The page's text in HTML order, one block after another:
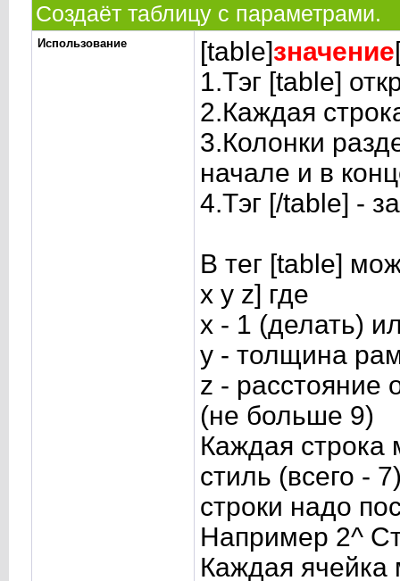
Создаёт таблицу с параметрами.
Использование [table]значение
1.Тэг [tаblе]
2.Каждая
3.Колонки
начале и в
4.Тэг [/tаblе] -
В тег [table]
x y z] где
x - 1 (делать)
y - толщина
z - расстояние
(не больше 9)
Каждая строка
стиль (всего -
строки надо
Например 2^
Каждая ячейка